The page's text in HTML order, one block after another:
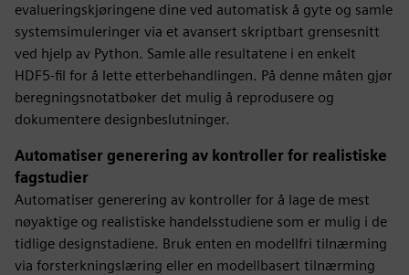
evalueringskjøringene dine ved automatisk å gyte og samle
systemsimuleringer via et avansert skriptbart grensesnitt
ved hjelp av Python. Samle alle resultatene i en enkelt
HDF5-fil for å lette etterbehandlingen. På denne måten gjør
beregningsnotatbøker det mulig å reprodusere og
dokumentere designbeslutninger.
Automatiser generering av kontroller for realistiske
fagstudier
Automatiser generering av kontroller for å lage de mest
nøyaktige og realistiske handelsstudiene som er mulig i de
tidlige designstadiene. Bruk enten en modellfri tilnærming
via forsterkningslæring eller en modellbasert tilnærming